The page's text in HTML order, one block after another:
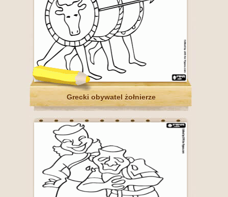
Grecki obywatel żołnierze